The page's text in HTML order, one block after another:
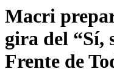
Macri
gira del “Sí,
Frente de